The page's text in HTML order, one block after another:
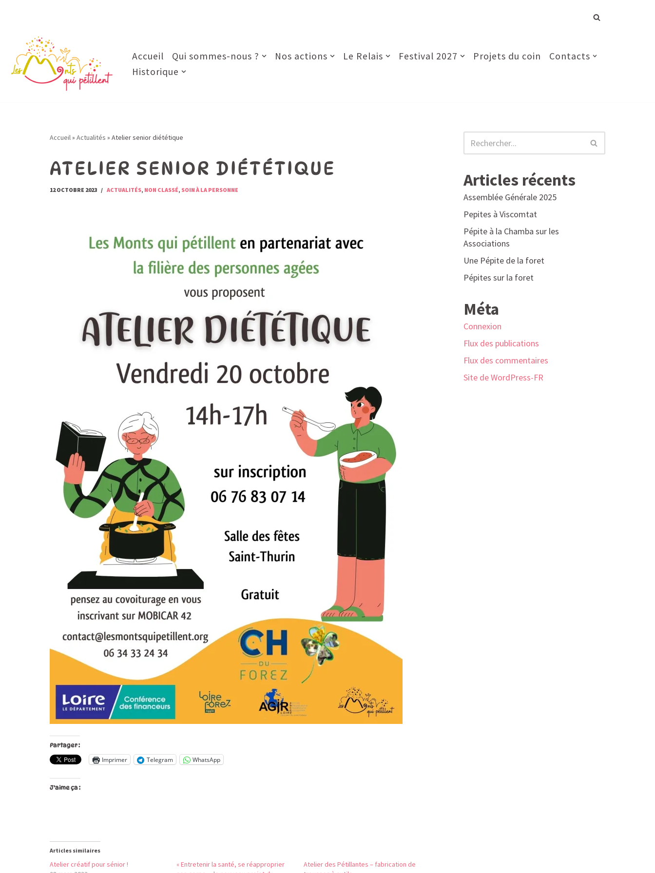
contenu
Accueil Qui sommes-nous ? Nos actions Le Relais Festival 2027 Projets du coin
Contacts
Historique
Accueil» Actualités » Atelier senior diététique
ATELIER SENIOR DIÉTÉTIQUE
12 OCTOBRE 2023 ACTUALITÉS, NON CLASSÉ, SOIN À LA PERSONNE
Partager :
Imprimer Telegram WhatsApp
J’aime ça :
Articles similaires
Atelier créatif pour sénior !
« Entretenir la santé, se réapproprier
Atelier des Pétillantes – fabrication de
Articles récents
Assemblée Générale 2025
Pepites à Viscomtat
Pépite à la Chamba sur les
Associations
Une Pépite de la foret
Pépites sur la foret
Méta
Connexion
Flux des publications
Flux des commentaires
Site de WordPress-FR